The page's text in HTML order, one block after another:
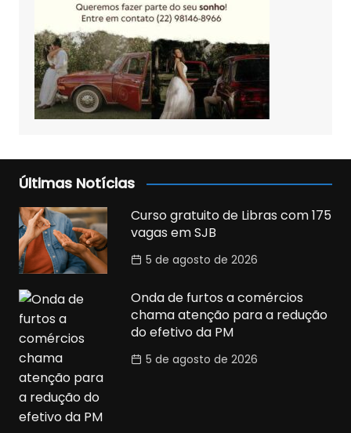
Últimas Notícias
Curso gratuito de Libras com 175
vagas em SJB
5 de agosto de 2026
Onda de furtos a comércios
chama atenção para a redução
do efetivo da PM
5 de agosto de 2026